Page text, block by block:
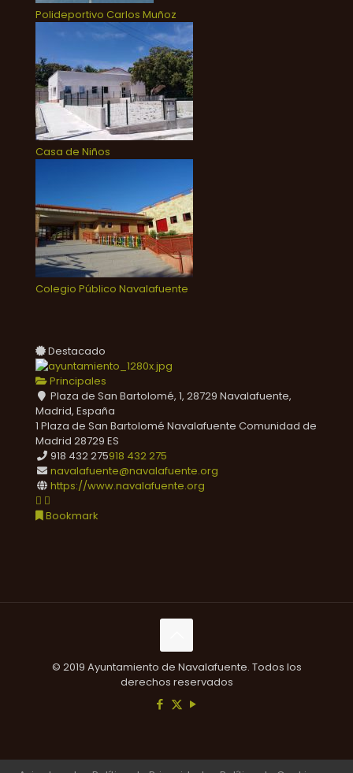
Polideportivo Carlos Muñoz
Casa de Niños
Colegio Público Navalafuente
Destacado
Principales
Plaza de San Bartolomé, 1, 28729 Navalafuente,
Madrid, España
1 Plaza de San Bartolomé Navalafuente Comunidad de
Madrid 28729 ES
918 432 275918 432 275
navalafuente@navalafuente.org
https://www.navalafuente.org
Bookmark
© 2019 Ayuntamiento de Navalafuente. Todos los
derechos reservados